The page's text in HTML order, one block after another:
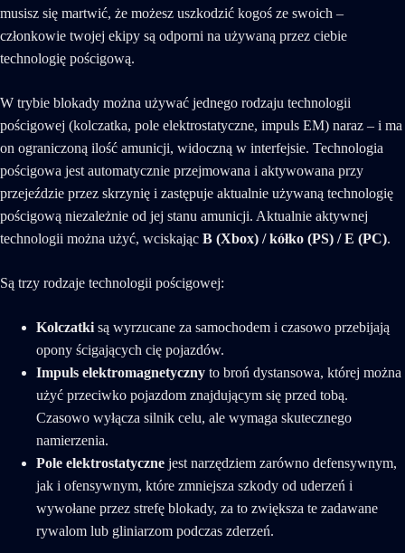
musisz się martwić, że możesz uszkodzić kogoś ze swoich –
członkowie twojej ekipy są odporni na używaną przez ciebie
technologię pościgową.
W trybie blokady można używać jednego rodzaju technologii
pościgowej (kolczatka, pole elektrostatyczne, impuls EM) naraz – i ma
on ograniczoną ilość amunicji, widoczną w interfejsie. Technologia
pościgowa jest automatycznie przejmowana i aktywowana przy
przejeździe przez skrzynię i zastępuje aktualnie używaną technologię
pościgową niezależnie od jej stanu amunicji. Aktualnie aktywnej
technologii można użyć, wciskając B (Xbox) / kółko (PS) / E (PC).
Są trzy rodzaje technologii pościgowej:
Kolczatki są wyrzucane za samochodem i czasowo przebijają
opony ścigających cię pojazdów.
Impuls elektromagnetyczny to broń dystansowa, której można
użyć przeciwko pojazdom znajdującym się przed tobą.
Czasowo wyłącza silnik celu, ale wymaga skutecznego
namierzenia.
Pole elektrostatyczne jest narzędziem zarówno defensywnym,
jak i ofensywnym, które zmniejsza szkody od uderzeń i
wywołane przez strefę blokady, za to zwiększa te zadawane
rywalom lub gliniarzom podczas zderzeń.